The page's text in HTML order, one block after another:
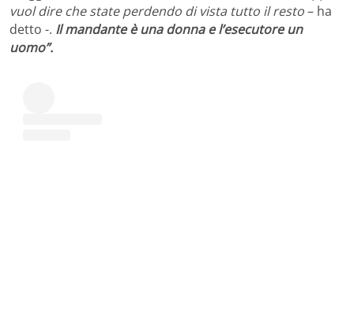
vuol dire che state perdendo di vista tutto il resto– ha
detto -. Il mandante è una donna e l’esecutore un
uomo”.